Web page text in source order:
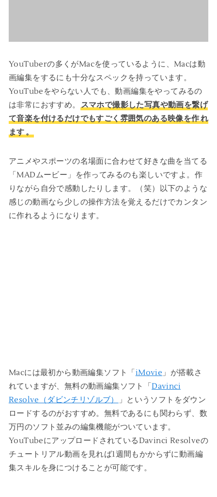
YouTuberの多くがMacを使っているように、Macは動
画編集をするにも十分なスペックを持っています。
YouTubeをやらない人でも、動画編集をやってみるの
は非常におすすめ。
スマホで撮影した写真や動画を繋げ
て音楽を付けるだけでもすごく雰囲気のある映像を作れ
ます 。
アニメやスポーツの名場面に合わせて好きな曲を当てる
「MADムービー」を作ってみるのも楽しいですよ。作
りながら自分で感動したりします。（笑）以下のような
感じの動画なら少しの操作方法を覚えるだけでカンタン
に作れるようになります。
Macには最初から動画編集ソフト「 iMovie 」が搭載さ
れていますが、無料の動画編集ソフト「Davinci
Resolve（ダビンチリゾルブ）
」というソフトをダウン
ロードするのがおすすめ。無料であるにも関わらず、数
万円のソフト並みの編集機能がついています。
YouTubeにアップロードされているDavinci Resolveの
チュートリアル動画を見れば1週間もかからずに動画編
集スキルを身につけることが可能です。